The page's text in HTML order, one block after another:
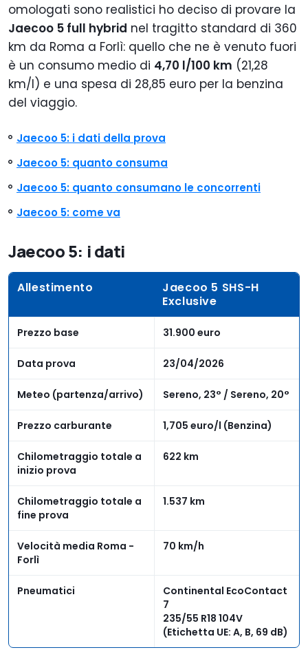
omologati sono realistici ho deciso di provare la
Jaecoo 5 full hybrid nel tragitto standard di 360
km da Roma a Forlì: quello che ne è venuto fuori
è un consumo medio di 4,70 l/100 km (21,28
km/l) e una spesa di 28,85 euro per la benzina
del viaggio.
Jaecoo 5: i dati della prova
Jaecoo 5: quanto consuma
Jaecoo 5: quanto consumano le concorrenti
Jaecoo 5: come va
Jaecoo 5: i dati
Allestimento
Jaecoo 5 SHS-H
Exclusive
Prezzo base 31.900 euro
Data prova 23/04/2026
Meteo (partenza/arrivo) Sereno, 23° / Sereno, 20°
Prezzo carburante 1,705 euro/l (Benzina)
Chilometraggio totale a
inizio prova
622 km
Chilometraggio totale a
fine prova
1.537 km
Velocità media Roma -
Forlì
70 km/h
Pneumatici
Continental EcoContact
7
235/55 R18 104V
(Etichetta UE: A, B, 69 dB)